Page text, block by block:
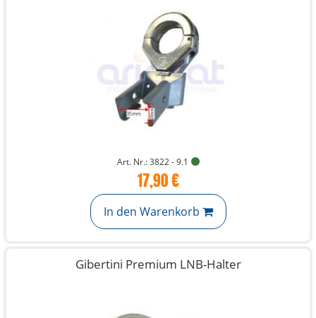
Art. Nr.: 3822 - 9.1
17,90 €
In den Warenkorb
Gibertini Premium LNB-Halter